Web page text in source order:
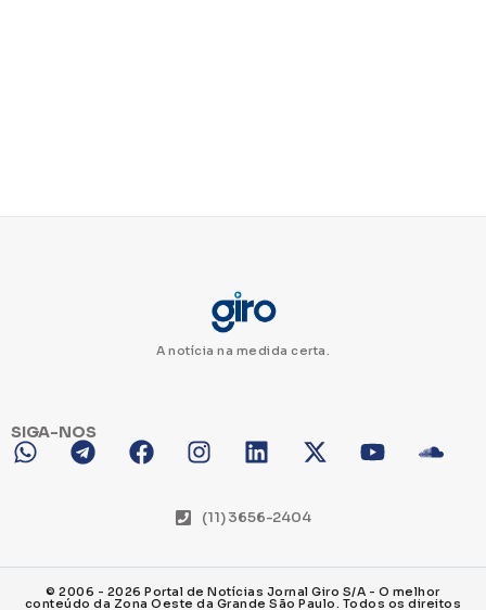
A notícia na medida certa.
SIGA-NOS
(11) 3656-2404
© 2006 - 2026 Portal de Notícias Jornal Giro S/A - O melhor
conteúdo da Zona Oeste da Grande São Paulo. Todos os direitos